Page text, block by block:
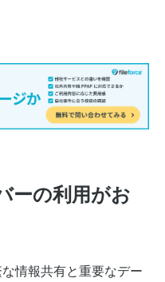
ーの利用がお
情報共有と重要なデー